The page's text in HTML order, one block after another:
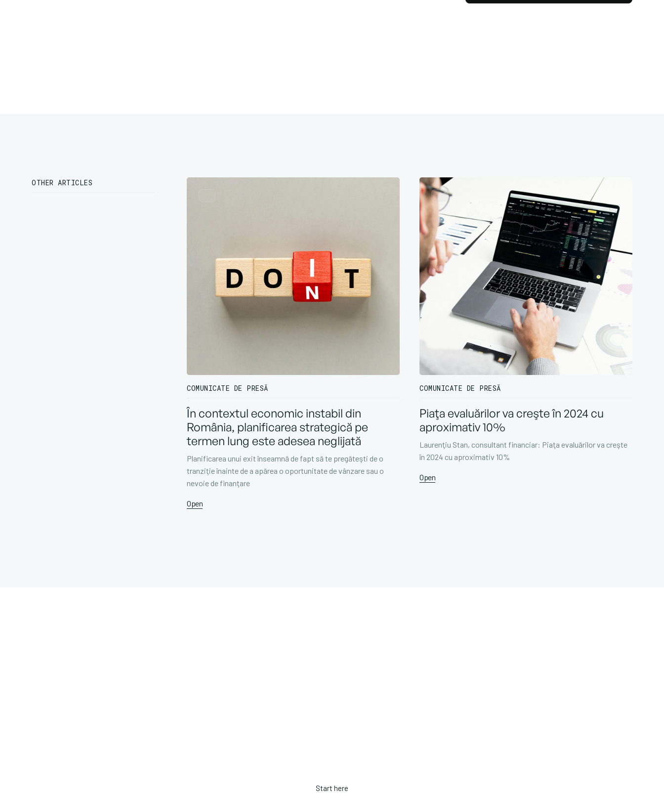
OTHER ARTICLES
COMUNICATE DE PRESĂ
În contextul economic instabil din
România, planificarea strategică pe
termen lung este adesea neglijată
Planificarea unui exit înseamnă de fapt să te pregăteşti de o
tranziţie înainte de a apărea o oportunitate de vânzare sau o
nevoie de finanţare
Open
COMUNICATE DE PRESĂ
Piaţa evaluărilor va creşte în 2024 cu
aproximativ 10%
Laurenţiu Stan, consultant financiar: Piaţa evaluărilor va creşte
în 2024 cu aproximativ 10%
Open
Start here